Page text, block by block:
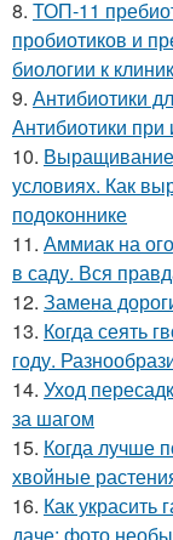
8. ТОП-11
пробиотиков и
биологии к
9. Антибиотики
Антибиотики
10.
условиях. Как
подоконнике
11. Аммиак на
в саду. Вся
12. Замена
13. Когда сеять
году.
14. Уход
за шагом
15. Когда лучше
хвойные
16. Как украсить